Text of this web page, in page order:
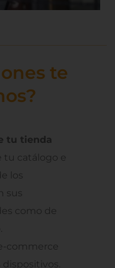
te
tu tienda
tu catálogo e
los
sus
como de
commerce